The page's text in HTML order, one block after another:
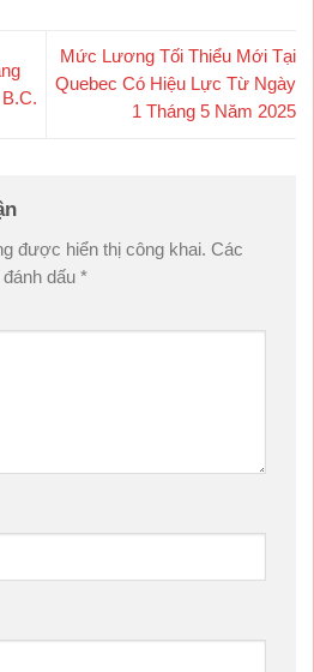
Mức Lương Tối Thiểu Mới Tại
Quebec Có Hiệu Lực Từ Ngày
1 Tháng 5 Năm 2025
được hiển thị công khai. Các
dấu *